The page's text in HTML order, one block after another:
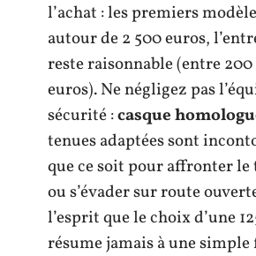
l’achat : les premiers
autour de 2 500 euros,
reste raisonnable (entre
euros). Ne négligez pas
sécurité :casque
tenues adaptées sont
que ce soit pour affronter
ou s’évader sur route
l’esprit que le choix d’une
résume jamais à une simple